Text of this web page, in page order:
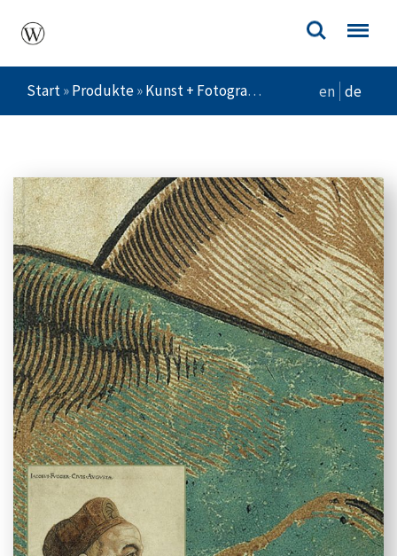
Start»Produkte»Kunst + Fotografie Kunsttheorie»
en de